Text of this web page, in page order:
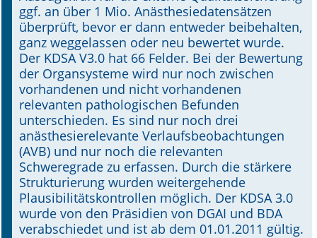
Stellenmarkt
Kongresskalender
ggf. an über 1 Mio. Anästhesiedatensätzen
überprüft, bevor er dann entweder beibehalten,
ganz weggelassen oder neu bewertet wurde.
Der KDSA V3.0 hat 66 Felder. Bei der Bewertung
der Organsysteme wird nur noch zwischen
vorhandenen und nicht vorhandenen
relevanten pathologischen Befunden
unterschieden. Es sind nur noch drei
anästhesierelevante Verlaufsbeobachtungen
(AVB) und nur noch die relevanten
Schweregrade zu erfassen. Durch die stärkere
Strukturierung wurden weitergehende
Plausibilitätskontrollen möglich. Der KDSA 3.0
wurde von den Präsidien von DGAI und BDA
verabschiedet und ist ab dem 01.01.2011 gültig.